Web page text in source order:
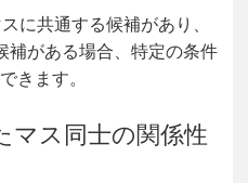
に共通する候補があり、
補がある場合、特定の条件
きます。
マス同士の関係性